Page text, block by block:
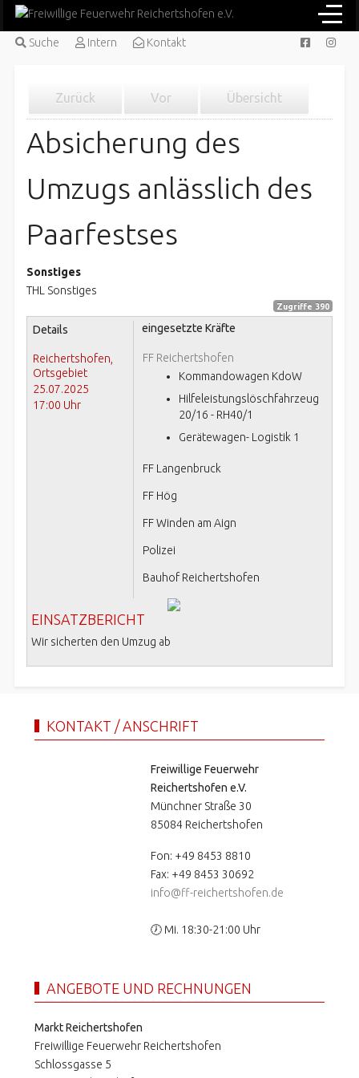
Suche Intern Kontakt
Zurück Vor Übersicht
Absicherung des
Umzugs anlässlich des
Paarfestses
Sonstiges
THL Sonstiges
Zugriffe 390
Details
Reichertshofen,
Ortsgebiet
25.07.2025
17:00 Uhr
eingesetzte Kräfte
FF Reichertshofen
Kommandowagen KdoW
Hilfeleistungslöschfahrzeug
20/16 - RH40/1
Gerätewagen- Logistik 1
FF Langenbruck
FF Hög
FF Winden am Aign
Polizei
Bauhof Reichertshofen
EINSATZBERICHT
Wir sicherten den Umzug ab
KONTAKT / ANSCHRIFT
Freiwillige Feuerwehr
Reichertshofen e.V.
Münchner Straße 30
85084 Reichertshofen
Fon: +49 8453 8810
Fax: +49 8453 30692
info@ff-reichertshofen.de
🕖 Mi. 18:30-21:00 Uhr
ANGEBOTE UND RECHNUNGEN
Markt Reichertshofen
Freiwillige Feuerwehr Reichertshofen
Schlossgasse 5